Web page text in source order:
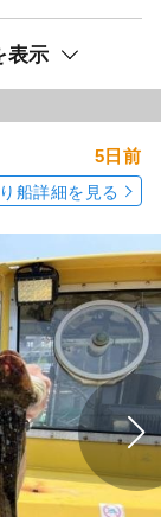
表示
5日前
船詳細を見る